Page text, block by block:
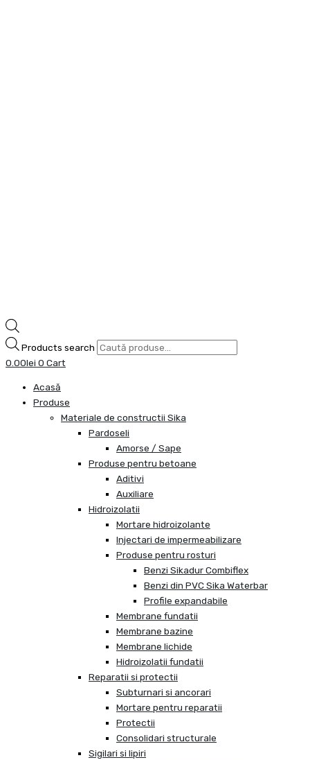
Products search
0.00lei 0 Cart
Acasă
Produse
Materiale de constructii Sika
Pardoseli
Amorse / Sape
Produse pentru betoane
Aditivi
Auxiliare
Hidroizolatii
Mortare hidroizolante
Injectari de impermeabilizare
Produse pentru rosturi
Benzi Sikadur Combiflex
Benzi din PVC Sika Waterbar
Profile expandabile
Membrane fundatii
Membrane bazine
Membrane lichide
Hidroizolatii fundatii
Reparatii si protectii
Subturnari si ancorari
Mortare pentru reparatii
Protectii
Consolidari structurale
Sigilari si lipiri